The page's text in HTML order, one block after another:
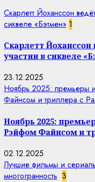
Скарлетт Йоханссон
сиквеле «Бэтмен» 1
Скарлетт
участии в сиквеле
23.12.2025
Ноябрь 2025: премьеры
Файнсом и триллера с
Ноябрь 2025:
Рэйфом Файнсом и
02.12.2025
Лучшие фильмы и
многогранность 3